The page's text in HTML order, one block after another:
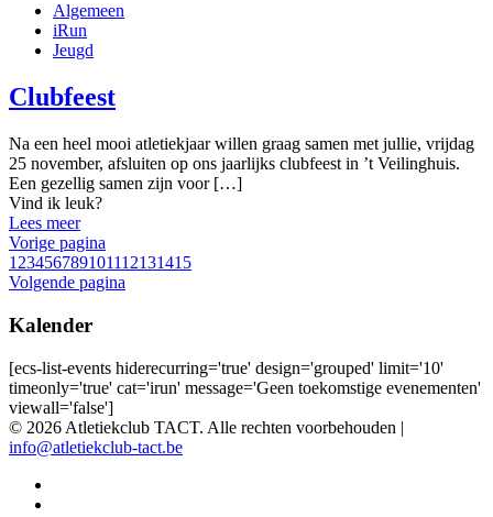
Algemeen
iRun
Jeugd
Clubfeest
Na een heel mooi atletiekjaar willen graag samen met jullie, vrijdag
25 november, afsluiten op ons jaarlijks clubfeest in ’t Veilinghuis.
Een gezellig samen zijn voor[…]
Vind ik leuk?
Lees meer
Vorige pagina
1 23456789101112131415
Volgende pagina
Kalender
[ecs-list-events hiderecurring='true' design='grouped' limit='10'
timeonly='true' cat='irun' message='Geen toekomstige evenementen'
viewall='false']
© 2026 Atletiekclub TACT. Alle rechten voorbehouden |
info@atletiekclub-tact.be